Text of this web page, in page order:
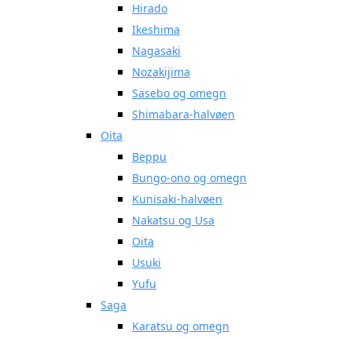
Hirado
Ikeshima
Nagasaki
Nozakijima
Sasebo og omegn
Shimabara-halvøen
Oita
Beppu
Bungo-ono og omegn
Kunisaki-halvøen
Nakatsu og Usa
Oita
Usuki
Yufu
Saga
Karatsu og omegn